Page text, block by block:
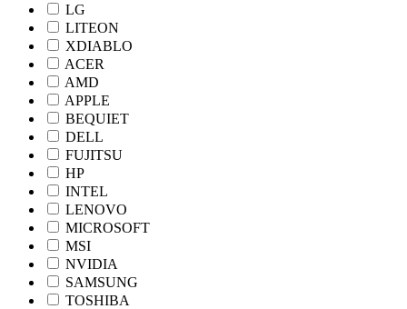
LG
LITEON
XDIABLO
ACER
AMD
APPLE
BEQUIET
DELL
FUJITSU
HP
INTEL
LENOVO
MICROSOFT
MSI
NVIDIA
SAMSUNG
TOSHIBA